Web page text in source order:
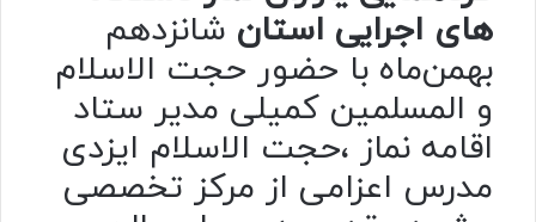
های اجرایی استان شانزدهم
بهمن‌ماه با حضور حجت الاسلام
و المسلمین کمیلی مدیر ستاد
اقامه نماز ،حجت الاسلام ایزدی
مدرس اعزامی از مرکز تخصصی